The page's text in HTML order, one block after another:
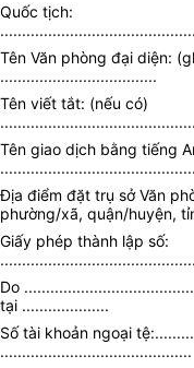
Quốc tịch:
Tên Văn phòng đại diện:
....................................
Tên viết tắt: (nếu có)
Tên giao dịch bằng tiếng
Địa điểm đặt trụ sở Văn
phường/xã, quận/huyện,
Giấy phép thành lập số:
Do
tại ....................
Số tài khoản ngoại
............................................